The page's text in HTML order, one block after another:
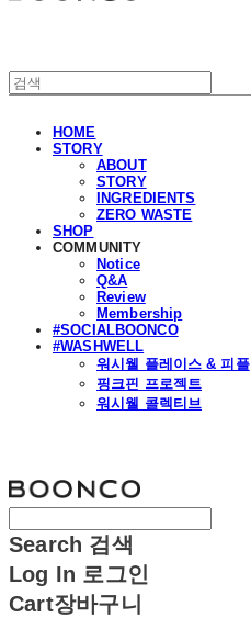
HOME
STORY
ABOUT
STORY
INGREDIENTS
ZERO WASTE
SHOP
COMMUNITY
Notice
Q&A
Review
Membership
#SOCIALBOONCO
#WASHWELL
워시웰 플레이스 & 피플
핑크핀 프로젝트
워시웰 콜렉티브
Search 검색
Log In 로그인
Cart장바구니